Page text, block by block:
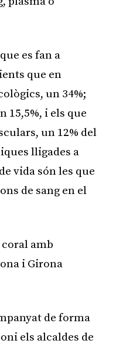
es fan a
que en
un 34%;
15,5%, i els que
un 12% del
lligades a
vida són les que
de sang en el
amb
i Girona
de forma
els alcaldes de